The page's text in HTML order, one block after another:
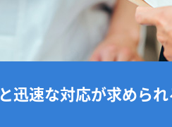
迅速な対応が求めら